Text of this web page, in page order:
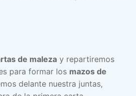
de maleza y repartiremos
para formar los mazos de
delante nuestra juntas,